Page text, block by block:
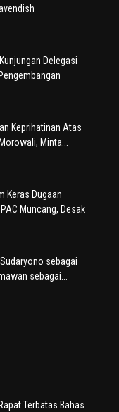
Delegasi
Keprihatinan Atas
Minta...
Keras Dugaan
Muncang, Desak
sebagai
sebagai...
Terbatas Bahas